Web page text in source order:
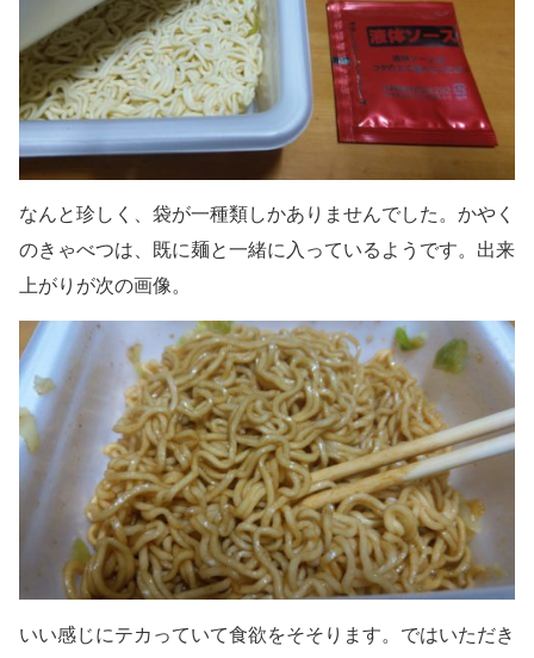
なんと珍しく、袋が一種類しかありませんでした。かやく
のきゃべつは、既に麺と一緒に入っているようです。出来
上がりが次の画像。
いい感じにテカっていて食欲をそそります。ではいただき